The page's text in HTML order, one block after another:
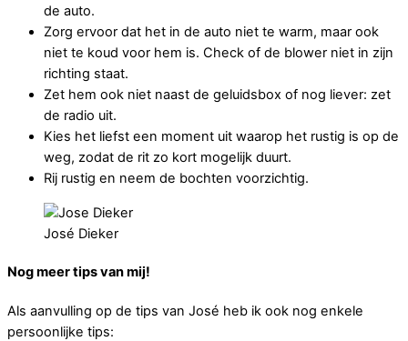
de auto.
Zorg ervoor dat het in de auto niet te warm, maar ook
niet te koud voor hem is. Check of de blower niet in zijn
richting staat.
Zet hem ook niet naast de geluidsbox of nog liever: zet
de radio uit.
Kies het liefst een moment uit waarop het rustig is op de
weg, zodat de rit zo kort mogelijk duurt.
Rij rustig en neem de bochten voorzichtig.
José Dieker
Nog meer tips van mij!
Als aanvulling op de tips van José heb ik ook nog enkele
persoonlijke tips: